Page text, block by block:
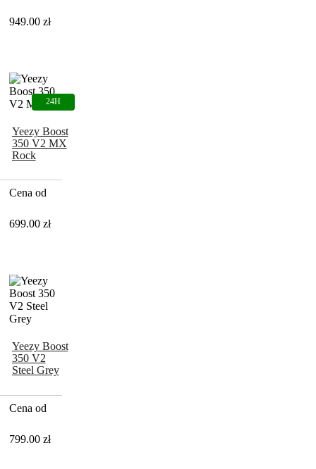
949.00 zł
Yeezy Boost
350 V2 MX
Rock
Cena od
699.00 zł
Yeezy Boost
350 V2
Steel Grey
Cena od
799.00 zł